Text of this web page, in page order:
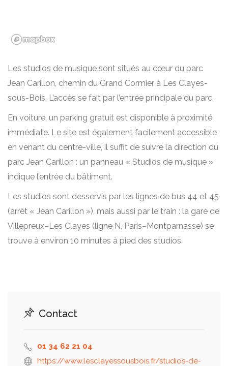
Les studios de musique sont situés au cœur du parc
Jean Carillon, chemin du Grand Cormier à Les Clayes-
sous-Bois. L’accès se fait par l’entrée principale du parc.
En voiture, un parking gratuit est disponible à proximité
immédiate. Le site est également facilement accessible
en venant du centre-ville, il suffit de suivre la direction du
parc Jean Carillon : un panneau « Studios de musique »
indique l’entrée du bâtiment.
Les studios sont desservis par les lignes de bus 44 et 45
(arrêt « Jean Carillon »), mais aussi par le train : la gare de
Villepreux–Les Clayes (ligne N, Paris–Montparnasse) se
trouve à environ 10 minutes à pied des studios.
Contact
01 34 62 21 04
https://www.lesclayessousbois.fr/studios-de-